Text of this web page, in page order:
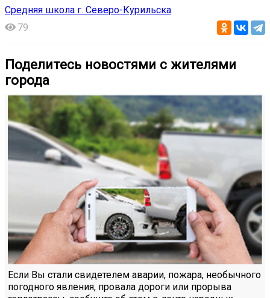
Средняя школа г. Северо-Курильска
79
Поделитесь новостями с жителями
города
Если Вы стали свидетелем аварии, пожара, необычного
погодного явления, провала дороги или прорыва